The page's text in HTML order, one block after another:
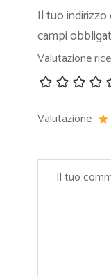
Il tuo
campi
Valutazione
Valutazione